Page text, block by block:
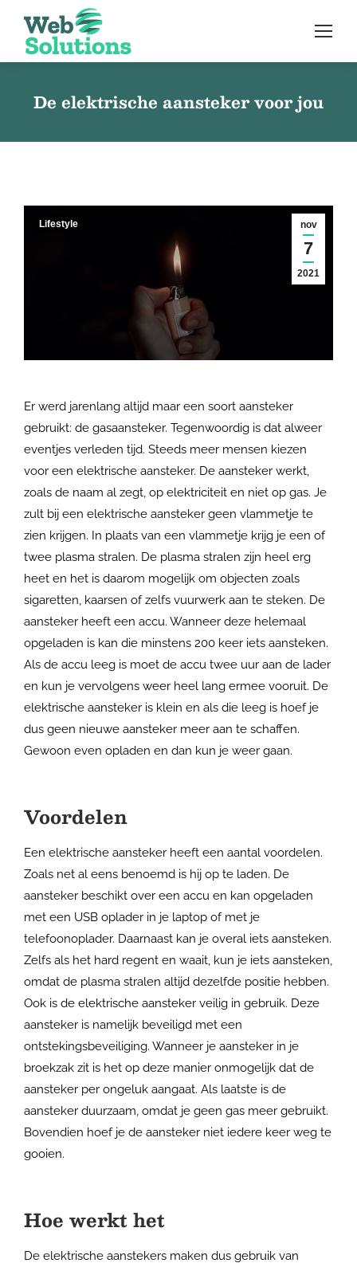
De elektrische aansteker voor jou
nov
7
2021
Lifestyle
Er werd jarenlang altijd maar een soort aansteker
gebruikt: de gasaansteker. Tegenwoordig is dat alweer
eventjes verleden tijd. Steeds meer mensen kiezen
voor een elektrische aansteker. De aansteker werkt,
zoals de naam al zegt, op elektriciteit en niet op gas. Je
zult bij een elektrische aansteker geen vlammetje te
zien krijgen. In plaats van een vlammetje krijg je een of
twee plasma stralen. De plasma stralen zijn heel erg
heet en het is daarom mogelijk om objecten zoals
sigaretten, kaarsen of zelfs vuurwerk aan te steken. De
aansteker heeft een accu. Wanneer deze helemaal
opgeladen is kan die minstens 200 keer iets aansteken.
Als de accu leeg is moet de accu twee uur aan de lader
en kun je vervolgens weer heel lang ermee vooruit. De
elektrische aansteker is klein en als die leeg is hoef je
dus geen nieuwe aansteker meer aan te schaffen.
Gewoon even opladen en dan kun je weer gaan.
Voordelen
Een elektrische aansteker heeft een aantal voordelen.
Zoals net al eens benoemd is hij op te laden. De
aansteker beschikt over een accu en kan opgeladen
met een USB oplader in je laptop of met je
telefoonoplader. Daarnaast kan je overal iets aansteken.
Zelfs als het hard regent en waait, kun je iets aansteken,
omdat de plasma stralen altijd dezelfde positie hebben.
Ook is de elektrische aansteker veilig in gebruik. Deze
aansteker is namelijk beveiligd met een
ontstekingsbeveiliging. Wanneer je aansteker in je
broekzak zit is het op deze manier onmogelijk dat de
aansteker per ongeluk aangaat. Als laatste is de
aansteker duurzaam, omdat je geen gas meer gebruikt.
Bovendien hoef je de aansteker niet iedere keer weg te
gooien.
Hoe werkt het
De elektrische aanstekers maken dus gebruik van